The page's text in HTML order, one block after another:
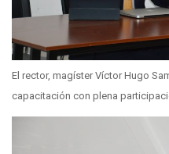
El rector, magíster Víctor Hugo
capacitación con plena